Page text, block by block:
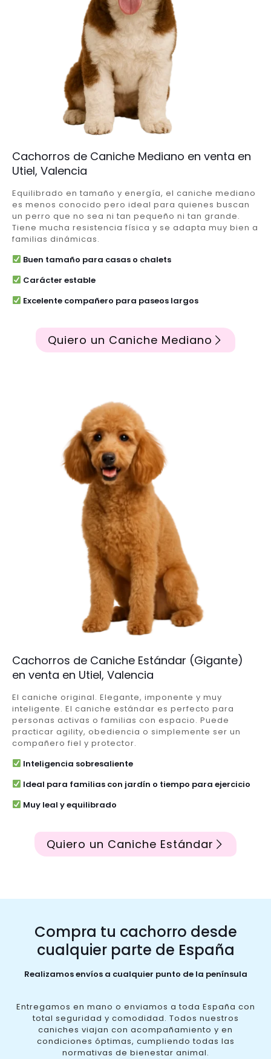
Cachorros de Caniche Mediano en venta en
Utiel, Valencia
Equilibrado en tamaño y energía, el caniche mediano
es menos conocido pero ideal para quienes buscan
un perro que no sea ni tan pequeño ni tan grande.
Tiene mucha resistencia física y se adapta muy bien a
familias dinámicas.
Buen tamaño para casas o chalets
Carácter estable
Excelente compañero para paseos largos
Quiero un Caniche Mediano
Cachorros de Caniche Estándar (Gigante)
en venta en Utiel, Valencia
El caniche original. Elegante, imponente y muy
inteligente. El caniche estándar es perfecto para
personas activas o familias con espacio. Puede
practicar agility, obediencia o simplemente ser un
compañero fiel y protector.
Inteligencia sobresaliente
Ideal para familias con jardín o tiempo para ejercicio
Muy leal y equilibrado
Quiero un Caniche Estándar
Compra tu cachorro desde
cualquier parte de España
Realizamos envíos a cualquier punto de la península
Entregamos en mano o enviamos a toda España con
total seguridad y comodidad. Todos nuestros
caniches viajan con acompañamiento y en
condiciones óptimas, cumpliendo todas las
normativas de bienestar animal.